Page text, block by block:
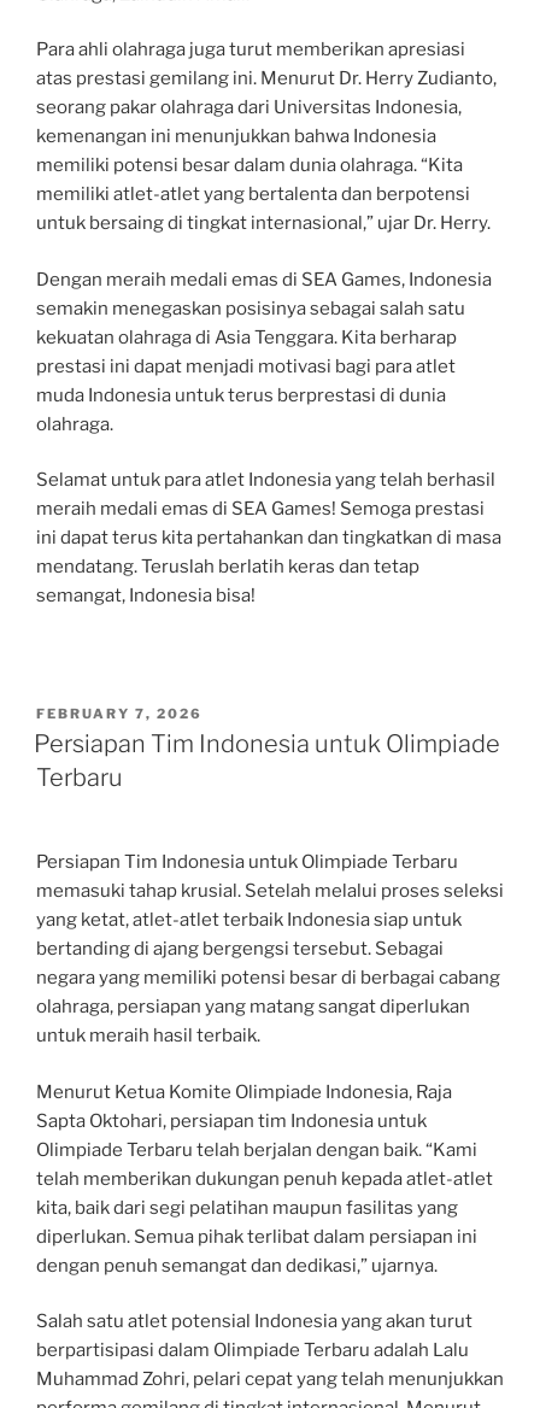
Para ahli olahraga juga turut memberikan apresiasi
atas prestasi gemilang ini. Menurut Dr. Herry Zudianto,
seorang pakar olahraga dari Universitas Indonesia,
kemenangan ini menunjukkan bahwa Indonesia
memiliki potensi besar dalam dunia olahraga. “Kita
memiliki atlet-atlet yang bertalenta dan berpotensi
untuk bersaing di tingkat internasional,” ujar Dr. Herry.
Dengan meraih medali emas di SEA Games, Indonesia
semakin menegaskan posisinya sebagai salah satu
kekuatan olahraga di Asia Tenggara. Kita berharap
prestasi ini dapat menjadi motivasi bagi para atlet
muda Indonesia untuk terus berprestasi di dunia
olahraga.
Selamat untuk para atlet Indonesia yang telah berhasil
meraih medali emas di SEA Games! Semoga prestasi
ini dapat terus kita pertahankan dan tingkatkan di masa
mendatang. Teruslah berlatih keras dan tetap
semangat, Indonesia bisa!
POSTED
ON
FEBRUARY 7, 2026
Persiapan Tim Indonesia untuk Olimpiade
Terbaru
Persiapan Tim Indonesia untuk Olimpiade Terbaru
memasuki tahap krusial. Setelah melalui proses seleksi
yang ketat, atlet-atlet terbaik Indonesia siap untuk
bertanding di ajang bergengsi tersebut. Sebagai
negara yang memiliki potensi besar di berbagai cabang
olahraga, persiapan yang matang sangat diperlukan
untuk meraih hasil terbaik.
Menurut Ketua Komite Olimpiade Indonesia, Raja
Sapta Oktohari, persiapan tim Indonesia untuk
Olimpiade Terbaru telah berjalan dengan baik. “Kami
telah memberikan dukungan penuh kepada atlet-atlet
kita, baik dari segi pelatihan maupun fasilitas yang
diperlukan. Semua pihak terlibat dalam persiapan ini
dengan penuh semangat dan dedikasi,” ujarnya.
Salah satu atlet potensial Indonesia yang akan turut
berpartisipasi dalam Olimpiade Terbaru adalah Lalu
Muhammad Zohri, pelari cepat yang telah menunjukkan